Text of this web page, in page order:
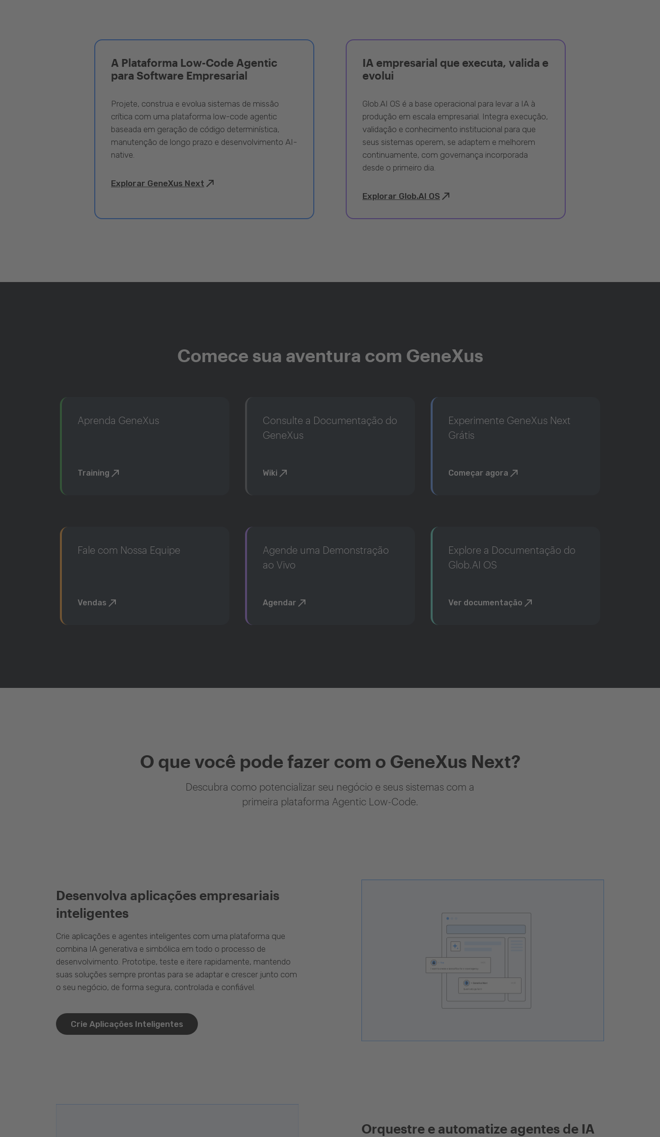
A Plataforma Low-Code Agentic
para Software Empresarial
Projete, construa e evolua sistemas de missão
crítica com uma plataforma low-code agentic
baseada em geração de código determinística,
manutenção de longo prazo e desenvolvimento AI-
native.
Explorar GeneXus Next
IA empresarial que executa, valida e
evolui
Glob.AI OS é a base operacional para levar a IA à
produção em escala empresarial. Integra execução,
validação e conhecimento institucional para que
seus sistemas operem, se adaptem e melhorem
continuamente, com governança incorporada
desde o primeiro dia.
Explorar Glob.AI OS
Comece sua aventura com GeneXus
Aprenda GeneXus
Training
Consulte a Documentação do
GeneXus
Wiki
Experimente GeneXus Next
Grátis
Começar agora
Fale com Nossa Equipe
Vendas
Agende uma Demonstração
ao Vivo
Agendar
Explore a Documentação do
Glob.AI OS
Ver documentação
O que você pode fazer com o GeneXus Next?
Descubra como potencializar seu negócio e seus sistemas com a
primeira plataforma Agentic Low-Code.
Desenvolva aplicações empresariais
inteligentes
Crie aplicações e agentes inteligentes com uma plataforma que
combina IA generativa e simbólica em todo o processo de
desenvolvimento. Prototipe, teste e itere rapidamente, mantendo
suas soluções sempre prontas para se adaptar e crescer junto com
o seu negócio, de forma segura, controlada e confiável.
Crie Aplicações Inteligentes
Orquestre e automatize agentes de IA